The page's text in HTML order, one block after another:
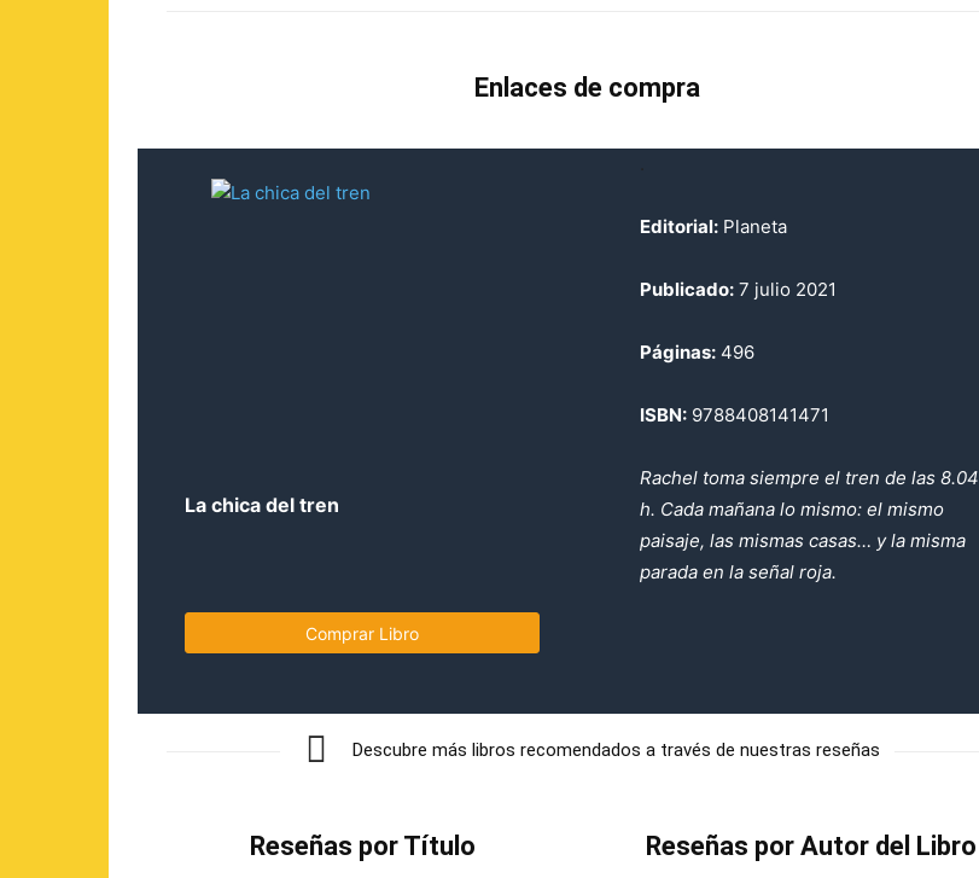
Enlaces de compra
La chica del tren
Comprar Libro
.
Editorial: Planeta
Publicado: 7 julio 2021
Páginas: 496
ISBN: 9788408141471
Rachel toma siempre el tren de las 8.04
h. Cada mañana lo mismo: el mismo
paisaje, las mismas casas… y la misma
parada en la señal roja.
Descubre más libros recomendados a través de nuestras reseñas
Reseñas por Título Reseñas por Autor del Libro